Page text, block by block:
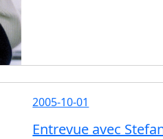
2005-10-01
Entrevue avec